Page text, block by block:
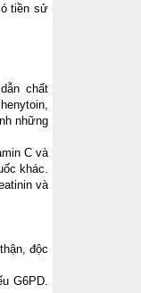
tiền sử
chất
những
C và
khác.
và
độc
G6PD.